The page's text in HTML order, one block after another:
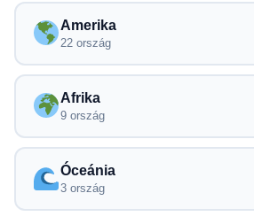
Amerika
22 ország
Afrika
9 ország
Óceánia
3 ország